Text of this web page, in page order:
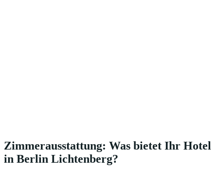
Zimmerausstattung: Was bietet Ihr Hotel
in Berlin Lichtenberg?